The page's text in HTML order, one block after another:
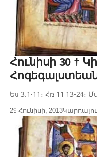
Հունիսի 30 †
Ես 3.1-11։ Հռ 11.13-24։
29 Հունիսի, 2013Կարդալու